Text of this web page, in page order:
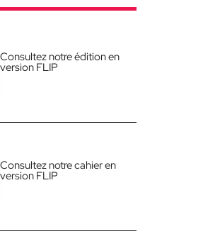
Consultez notre édition en
version FLIP
Consultez notre cahier en
version FLIP